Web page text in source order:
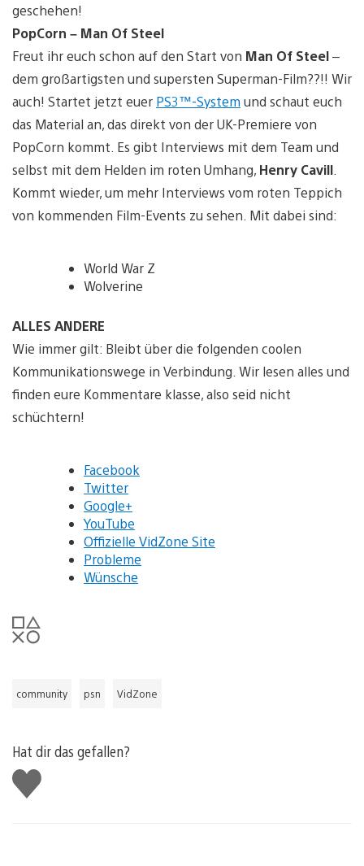
geschehen!
PopCorn – Man Of Steel
Freut ihr euch schon auf den Start von Man Of Steel–
dem großartigsten und supersten Superman-Film??!! Wir
auch! Startet jetzt euer PS3™-System und schaut euch
das Material an, das direkt von der UK-Premiere von
PopCorn kommt. Es gibt Interviews mit dem Team und
selbst mit dem Helden im roten Umhang, Henry Cavill
Kommt wieder, um mehr Interviews vom roten Teppich
von kommenden Film-Events zu sehen. Mit dabei sind:
World War Z
Wolverine
ALLES ANDERE
Wie immer gilt: Bleibt über die folgenden coolen
Kommunikationswege in Verbindung. Wir lesen alles und
finden eure Kommentare klasse, also seid nicht
schüchtern!
Facebook
Twitter
Google+
YouTube
Offizielle VidZone Site
Probleme
Wünsche
community psn VidZone
Hat dir das gefallen?
Gefällt
mir